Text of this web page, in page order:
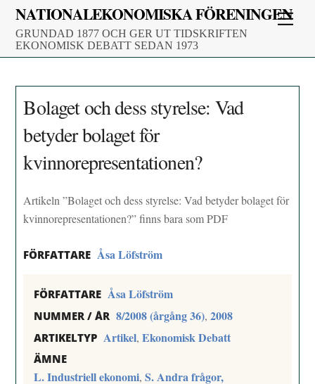
Skip
content
NATIONALEKONOMISKA FÖRENINGEN
GRUNDAD 1877 OCH GER UT TIDSKRIFTEN
EKONOMISK DEBATT SEDAN 1973
Bolaget och dess styrelse: Vad
betyder bolaget för
kvinnorepresentationen?
Artikeln ”Bolaget och dess styrelse: Vad betyder bolaget för
kvinnorepresentationen?” finns bara som PDF
FÖRFATTARE Åsa Löfström
FÖRFATTARE Åsa Löfström
NUMMER / ÅR 8/2008 (årgång 36),2008
ARTIKELTYP Artikel,Ekonomisk Debatt
ÄMNE
L. Industriell ekonomi,S. Andra frågor,